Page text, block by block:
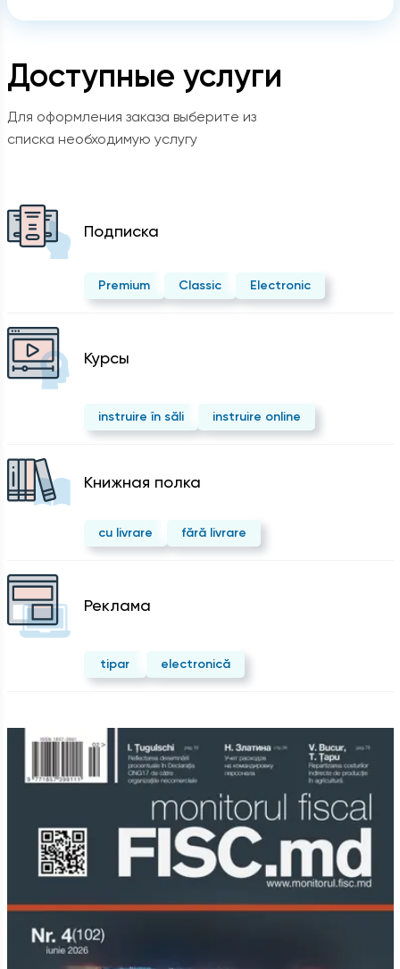
Доступные услуги
Для оформления заказа выберите из
списка необходимую услугу
Подписка
Premium Classic Electronic
Курсы
instruire în săli instruire online
Kнижная полка
cu livrare fără livrare
Реклама
tipar electronică